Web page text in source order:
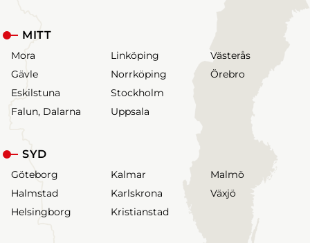
MITT
Mora
Gävle
Eskilstuna
Falun, Dalarna
Linköping
Norrköping
Stockholm
Uppsala
Västerås
Örebro
SYD
Göteborg
Halmstad
Helsingborg
Kalmar
Karlskrona
Kristianstad
Malmö
Växjö